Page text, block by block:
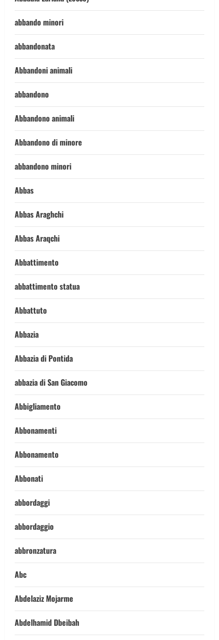
abbando minori
abbandonata
Abbandoni animali
abbandono
Abbandono animali
Abbandono di minore
abbandono minori
Abbas
Abbas Araghchi
Abbas Araqchi
Abbattimento
abbattimento statua
Abbattuto
Abbazia
Abbazia di Pontida
abbazia di San Giacomo
Abbigliamento
Abbonamenti
Abbonamento
Abbonati
abbordaggi
abbordaggio
abbronzatura
Abc
Abdelaziz Mojarme
Abdelhamid Dbeibah